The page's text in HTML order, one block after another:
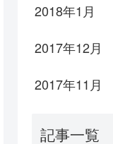
2018年1月
2017年12月
2017年11月
記事一覧